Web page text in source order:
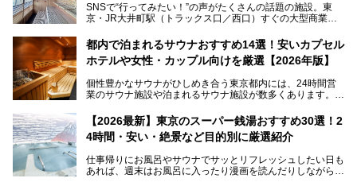
本記事では、そもそもこれらがどんな銭湯なのか、その気に
いおしゃれな名店15選を、おすすめの順番で一挙にご紹介
します。
SNSで“行ってみたい！”の声がたくさんの話題の施設。東
京・JR大井町駅（トラックス口／西口）すぐの大型商業施
ツァ大井町トラックス」がニューオープン。施設の様子をレ
ポ―トします。
都内で泊まれるサウナおすすめ14選！安いカプセル
ホテルや女性・カップル向けを厳選【2026年版】
個性豊かなサウナがひしめき合う東京都内には、24時間営
業のサウナ施設や泊まれるサウナ施設が数多くあります。
を旅の目的とする「サ旅」や自分へのご褒美のための宿泊な
ど、自分の好きなタイミングで好きなだけサ活ができるのが
魅力です。
最近では、男性専用施設だけでなく、カップルや女性に嬉し
い個室サウナも増えてきました。
【2026最新】東京のスーパー銭湯おすすめ30選！2
4時間・安い・絶景など目的別に厳選紹介
仕事帰りにお風呂やサウナでサッとリフレッシュしたい日も
あれば、週末はお風呂に入ったり漫画を読んだりしながら一